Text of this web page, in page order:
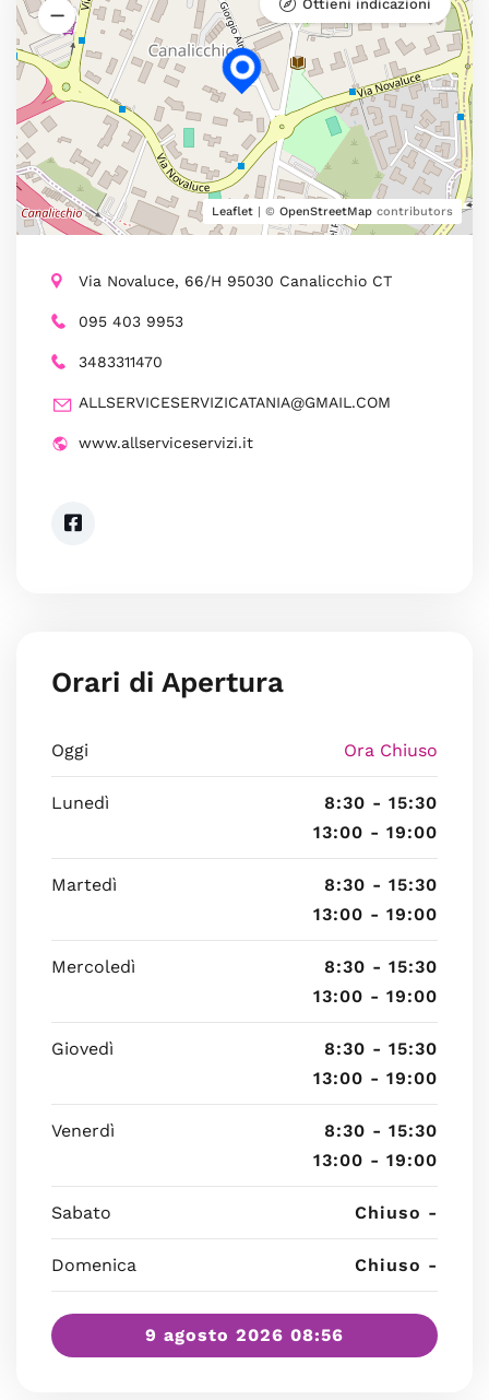
Leaflet | © OpenStreetMap contributors
Ottieni indicazioni
Via Novaluce, 66/H 95030 Canalicchio CT
095 403 9953
3483311470
ALLSERVICESERVIZICATANIA@GMAIL.COM
www.allserviceservizi.it
Orari di Apertura
Oggi Ora Chiuso
Lunedì
8:30 - 15:30
13:00 - 19:00
Martedì
8:30 - 15:30
13:00 - 19:00
Mercoledì
8:30 - 15:30
13:00 - 19:00
Giovedì
8:30 - 15:30
13:00 - 19:00
Venerdì
8:30 - 15:30
13:00 - 19:00
Sabato Chiuso -
Domenica Chiuso -
9 agosto 2026 08:56